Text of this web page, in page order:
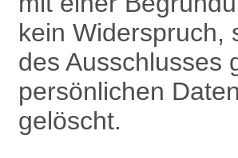
kein Widerspruch,
des Ausschlusses
persönlichen
gelöscht.